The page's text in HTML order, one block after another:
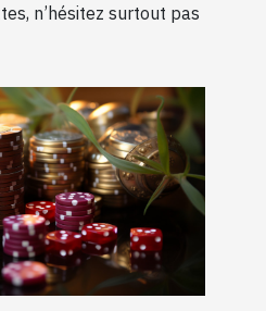
n’hésitez surtout pas